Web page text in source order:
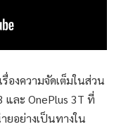
งความจัดเต็มในส่วน
และ OnePlus 3T ที่
อย่างเป็นทางใน